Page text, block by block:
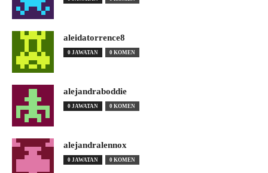
aleidatorrence8
0 JAWATAN 0 KOMEN
alejandraboddie
0 JAWATAN 0 KOMEN
alejandralennox
0 JAWATAN 0 KOMEN